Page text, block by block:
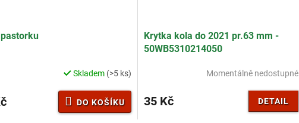
Skladem (>5 ks)
DO KOŠÍKU
Krytka kola do 2021 pr.63 mm -
50WB5310214050
Momentálně nedostupné
35 Kč DETAIL